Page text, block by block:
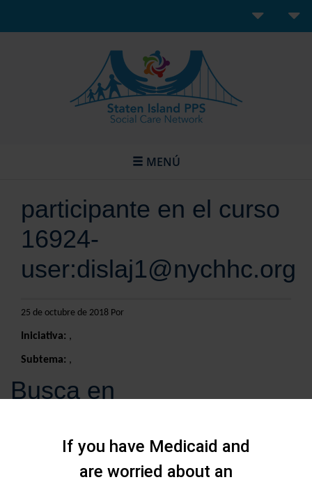
MENÚ
participante en el curso
16924-
user:dislaj1@nychhc.org
25 de octubre de 2018 Por
Iniciativa: ,
Subtema: ,
Busca en
If you have Medicaid and
are worried about an